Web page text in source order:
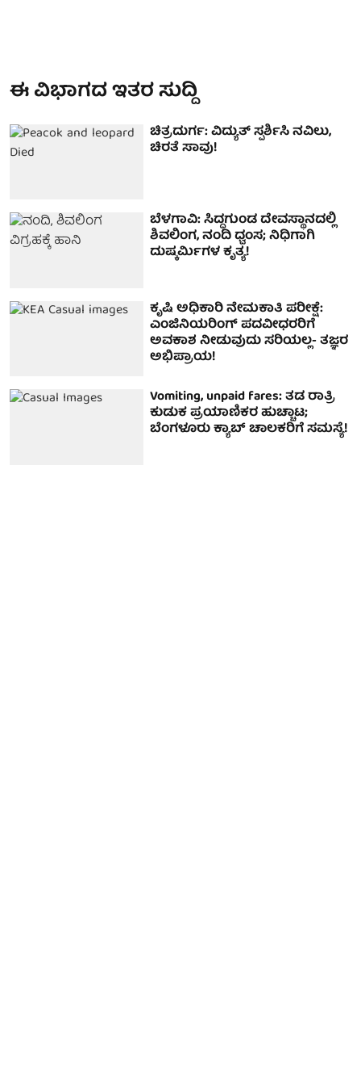
ಈ ವಿಭಾಗದ ಇತರ ಸುದ್ದಿ
ಚಿತ್ರದುರ್ಗ: ವಿದ್ಯುತ್ ಸ್ಪರ್ಶಿಸಿ ನವಿಲು,
ಚಿರತೆ ಸಾವು!
ಬೆಳಗಾವಿ: ಸಿದ್ಧಗುಂಡ ದೇವಸ್ಥಾನದಲ್ಲಿ
ಶಿವಲಿಂಗ, ನಂದಿ ಧ್ವಂಸ; ನಿಧಿಗಾಗಿ
ದುಷ್ಕರ್ಮಿಗಳ ಕೃತ್ಯ!
ಕೃಷಿ ಅಧಿಕಾರಿ ನೇಮಕಾತಿ ಪರೀಕ್ಷೆ:
ಎಂಜಿನಿಯರಿಂಗ್ ಪದವೀಧರರಿಗೆ
ಅವಕಾಶ ನೀಡುವುದು ಸರಿಯಲ್ಲ- ತಜ್ಞರ
ಅಭಿಪ್ರಾಯ!
Vomiting, unpaid fares: ತಡ ರಾತ್ರಿ
ಕುಡುಕ ಪ್ರಯಾಣಿಕರ ಹುಚ್ಚಾಟ;
ಬೆಂಗಳೂರು ಕ್ಯಾಬ್ ಚಾಲಕರಿಗೆ ಸಮಸ್ಯೆ!